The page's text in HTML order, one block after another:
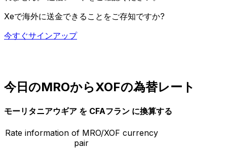
Xeで海外に送金できることをご存知ですか?
今すぐサインアップ
今日のMROからXOFの為替レート
モーリタニアウギア を CFAフラン に換算する
Rate information of MRO/XOF currency
pair